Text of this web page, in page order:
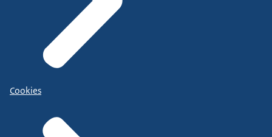
Cookies